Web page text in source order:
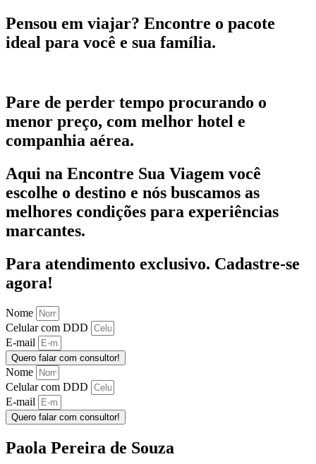
Pensou em viajar? Encontre o pacote
ideal para você e sua família.
Pare de perder tempo procurando o
menor preço, com melhor hotel e
companhia aérea.
Aqui na Encontre Sua Viagem você
escolhe o destino e nós buscamos as
melhores condições para experiências
marcantes.
Para atendimento exclusivo. Cadastre-se
agora!
Nome
Celular com DDD
E-mail
Quero falar com consultor!
Nome
Celular com DDD
E-mail
Quero falar com consultor!
Paola Pereira de Souza